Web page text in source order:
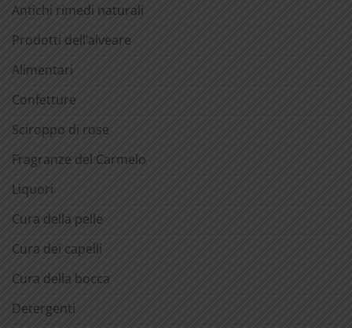
Antichi rimedi naturali
Prodotti dell’alveare
Alimentari
Confetture
Sciroppo di rose
Fragranze del Carmelo
Liquori
Cura della pelle
Cura dei capelli
Cura della bocca
Detergenti